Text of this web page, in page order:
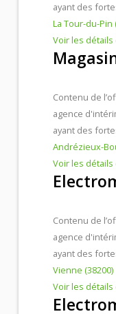
ayant des
La Tour-du-Pin
Voir les
Contenu de
agence
ayant des
Andrézieux-
Voir les
Contenu de
agence
ayant des
Vienne (38200)
Voir les